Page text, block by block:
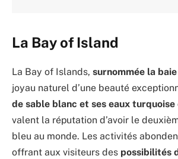
La Bay of Island
La Bay of Islands, surnommée la
joyau naturel d’une beauté
de sable blanc et ses eaux turquoise
valent la réputation d’avoir le
bleu au monde. Les activités
offrant aux visiteurs des possibilités